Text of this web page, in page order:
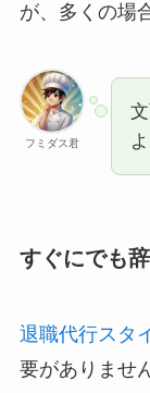
が、多くの場
フミダス君
よ
すぐにでも
退職代行スタ
要がありませ